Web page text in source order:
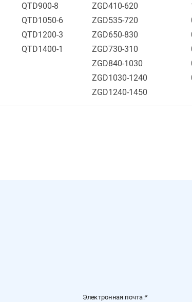
QTD900-8
QTD1050-6
QTD1200-3
QTD1400-1
ZGD410-620
ZGD535-720
ZGD650-830
ZGD730-310
ZGD840-1030
ZGD1030-1240
ZGD1240-1450
Электронная почта: